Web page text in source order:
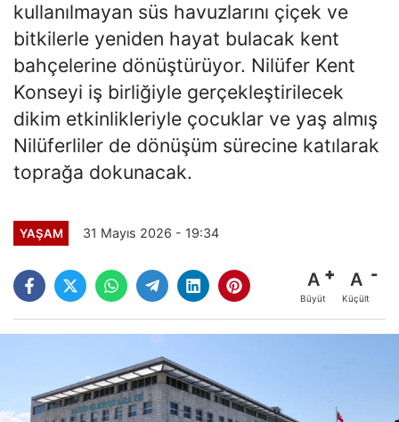
kullanılmayan süs havuzlarını çiçek ve
bitkilerle yeniden hayat bulacak kent
bahçelerine dönüştürüyor. Nilüfer Kent
Konseyi iş birliğiyle gerçekleştirilecek
dikim etkinlikleriyle çocuklar ve yaş almış
Nilüferliler de dönüşüm sürecine katılarak
toprağa dokunacak.
YAŞAM 31 Mayıs 2026 - 19:34
A
Büyüt
A
Küçült